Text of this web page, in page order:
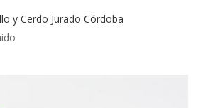
y Cerdo Jurado Córdoba